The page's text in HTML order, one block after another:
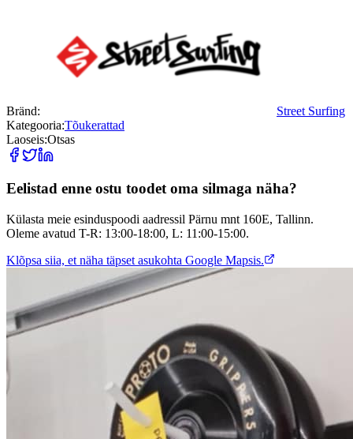
Bränd:
Street Surfing
Kategooria:Tõukerattad
Laoseis:Otsas
Eelistad enne ostu toodet oma silmaga näha?
Külasta meie esinduspoodi aadressil Pärnu mnt 160E, Tallinn.
Oleme avatud T-R: 13:00-18:00, L: 11:00-15:00.
Klõpsa siia, et näha täpset asukohta Google Mapsis.